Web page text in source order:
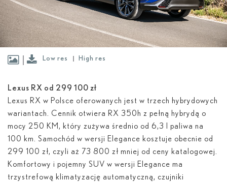
Low res High res
Lexus RX od 299 100 zł
Lexus RX w Polsce oferowanych jest w trzech hybrydowych
wariantach. Cennik otwiera RX 350 h z pełną hybrydą o
mocy 250 KM, który zużywa średnio od 6,3 l paliwa na
100 km. Samochód w wersji Elegance kosztuje obecnie od
299 100 zł, czyli aż 73 800 zł mniej od ceny katalogowej.
Komfortowy i pojemny SUV w wersji Elegance ma
trzystrefową klimatyzację automatyczną, czujniki